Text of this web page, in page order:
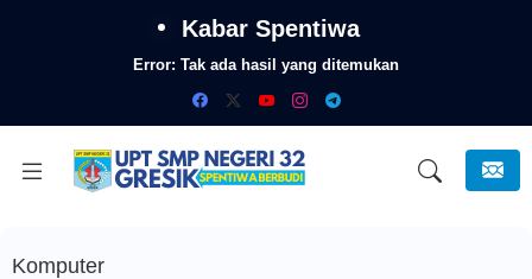
Kabar Spentiwa
Error: Tak ada hasil yang ditemukan
Komputer